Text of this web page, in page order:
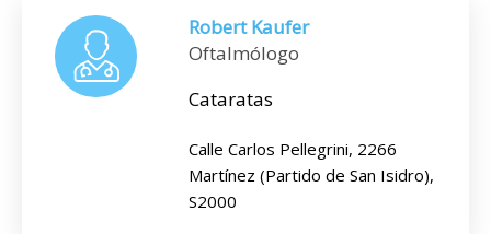
Robert Kaufer
Oftalmólogo
Cataratas
Calle Carlos Pellegrini, 2266
Martínez (Partido de San Isidro),
S2000